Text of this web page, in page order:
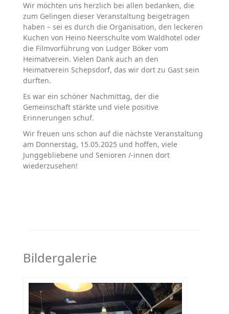
Wir möchten uns herzlich bei allen bedanken, die
zum Gelingen dieser Veranstaltung beigetragen
haben – sei es durch die Organisation, den leckeren
Kuchen von Heino Neerschulte vom Waldhotel oder
die Filmvorführung von Ludger Böker vom
Heimatverein. Vielen Dank auch an den
Heimatverein Schepsdorf, das wir dort zu Gast sein
durften.
Es war ein schöner Nachmittag, der die
Gemeinschaft stärkte und viele positive
Erinnerungen schuf.
Wir freuen uns schon auf die nächste Veranstaltung
am Donnerstag, 15.05.2025 und hoffen, viele
Junggebliebene und Senioren /-innen dort
wiederzusehen!
Bildergalerie